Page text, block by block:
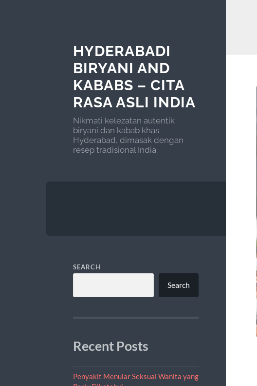
HYDERABADI
BIRYANI AND
KABABS – CITA
RASA ASLI INDIA
Nikmati kelezatan autentik
biryani dan kabab khas
Hyderabad, dimasak dengan
resep tradisional India.
SEARCH
Search
Recent Posts
Penyakit Menular Seksual Wanita yang